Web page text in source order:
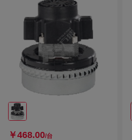
￥468.00/台